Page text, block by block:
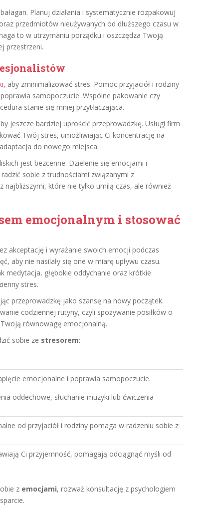
Planuj działania i systematycznie rozpakowuj
przedmiotów nieużywanych od dłuższego czasu w
to w utrzymaniu porządku i oszczędza Twoją
przestrzeni.
, aby zminimalizować stres. Pomoc przyjaciół i rodziny
samopoczucie. Wspólne pakowanie czy
stanie się mniej przytłaczająca.
jeszcze bardziej uprościć przeprowadzkę. Usługi firm
Twój stres, umożliwiając Ci koncentrację na
do nowego miejsca.
jest bezcenne. Dzielenie się emocjami i
sobie z trudnościami związanymi z
najbliższymi, które nie tylko umilą czas, ale również
emocjonalnym i stosować
akceptację i wyrażanie swoich emocji podczas
aby nie nasilały się one w miarę upływu czasu.
medytacja, głębokie oddychanie oraz krótkie
stres.
przeprowadzkę jako szansę na nowy początek.
codziennej rutyny, czyli spożywanie posiłków o
równowagę emocjonalną.
sobie ze stresorem:
emocjonalne i poprawia samopoczucie.
oddechowe, słuchanie muzyki lub ćwiczenia
od przyjaciół i rodziny pomaga w radzeniu sobie z
Ci przyjemność, pomagają odciągnąć myśli od
z emocjami, rozważ konsultację z psychologiem